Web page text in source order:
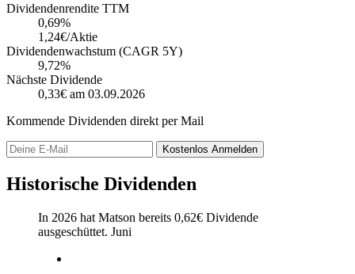
Dividendenrendite TTM
0,69%
1,24€/Aktie
Dividendenwachstum (CAGR 5Y)
9,72%
Nächste Dividende
0,33€ am 03.09.2026
Kommende Dividenden direkt per Mail
Kostenlos Anmelden
Historische Dividenden
In 2026 hat Matson bereits 0,62€ Dividende
ausgeschüttet. Juni